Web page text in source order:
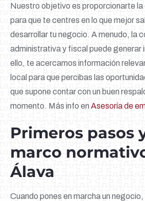
Nuestro objetivo es proporcionarte
para que te centres en lo que mejor
desarrollar tu negocio. A menudo, la
administrativa y fiscal puede generar
ello, te acercamos información
local para que percibas las
que supone contar con un buen
momento. Más info en Asesoría de
Primeros pasos
marco
Álava
Cuando pones en marcha un